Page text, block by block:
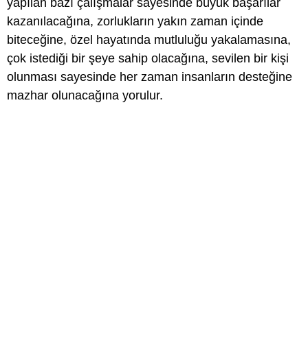
yapılan bazı çalışmalar sayesinde büyük başarılar
kazanılacağına, zorlukların yakın zaman içinde
biteceğine, özel hayatında mutluluğu yakalamasına,
çok istediği bir şeye sahip olacağına, sevilen bir kişi
olunması sayesinde her zaman insanların desteğine
mazhar olunacağına yorulur.